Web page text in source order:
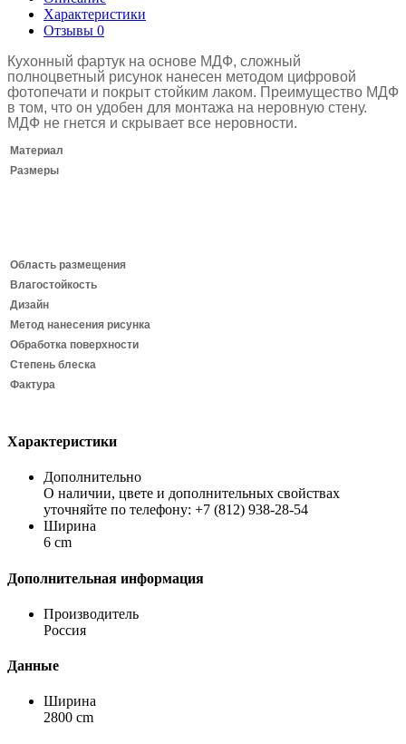
Характеристики
Отзывы 0
Кухонный фартук на основе МДФ, сложный
полноцветный рисунок нанесен методом цифровой
фотопечати и покрыт стойким лаком. Преимущество МДФ
в том, что он удобен для монтажа на неровную стену.
МДФ не гнется и скрывает все неровности.
Материал
Размеры
Область размещения
Влагостойкость
Дизайн
Метод нанесения рисунка
Обработка поверхности
Степень блеска
Фактура
Характеристики
Дополнительно
О наличии, цвете и дополнительных свойствах
уточняйте по телефону: +7 (812) 938-28-54
Ширина
6 cm
Дополнительная информация
Производитель
Россия
Данные
Ширина
2800 cm